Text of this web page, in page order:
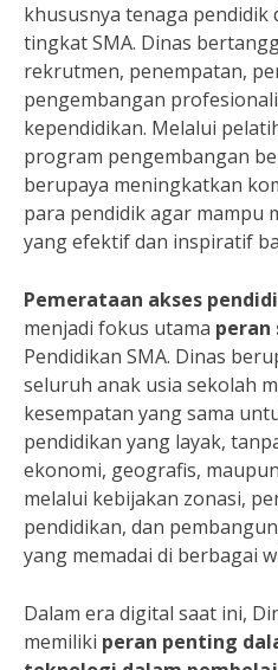
khususnya tenaga pendidik
tingkat SMA. Dinas
rekrutmen, penempatan,
pengembangan
kependidikan. Melalui
program pengembangan
berupaya meningkatkan
para pendidik agar mampu
yang efektif dan inspiratif
Pemerataan akses
menjadi fokus utama
Pendidikan SMA. Dinas
seluruh anak usia sekolah
kesempatan yang sama
pendidikan yang layak,
ekonomi, geografis,
melalui kebijakan zonasi,
pendidikan, dan
yang memadai di berbagai
Dalam era digital saat ini,
memiliki peran penting